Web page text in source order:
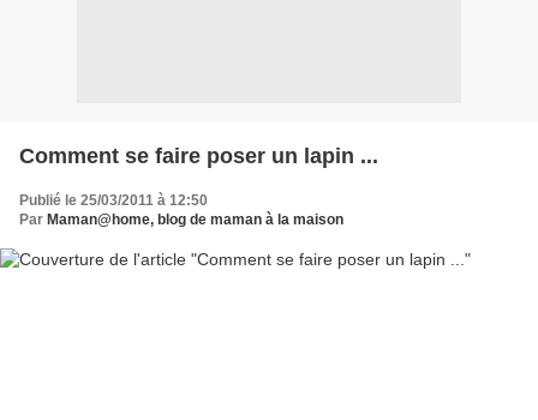
Comment se faire poser un lapin ...
Publié le 25/03/2011 à 12:50
Par Maman@home, blog de maman à la maison